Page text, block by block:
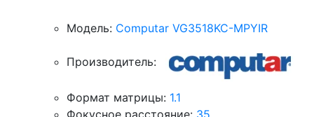
Модель: Computar VG3518KC-MPYIR
Производитель:
Формат матрицы: 1.1
Фокусное расстояние: 35